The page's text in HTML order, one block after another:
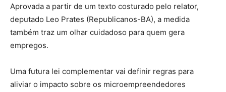
Aprovada a partir de um texto costurado pelo relator,
deputado Leo Prates (Republicanos-BA), a medida
também traz um olhar cuidadoso para quem gera
empregos.
Uma futura lei complementar vai definir regras para
aliviar o impacto sobre os microempreendedores